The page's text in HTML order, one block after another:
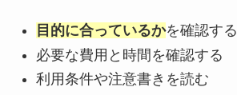
目的に合っているかを確認する
必要な費用と時間を確認する
利用条件や注意書きを読む